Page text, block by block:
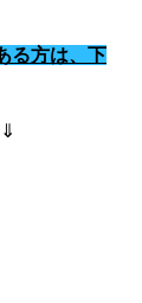
る方は、下